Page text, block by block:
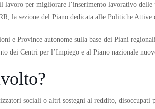
lavoro per migliorare l’inserimento lavorativo delle
la sezione del Piano dedicata alle Politiche Attive
e Province autonome sulla base dei Piani
dei Centri per l’Impiego e al Piano nazionale
sociali o altri sostegni al reddito,